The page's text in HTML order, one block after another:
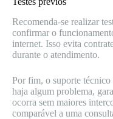
Recomenda-se realizar
confirmar o
internet. Isso evita
durante o atendimento.
Por fim, o suporte
haja algum problema,
ocorra sem maiores
comparável a uma